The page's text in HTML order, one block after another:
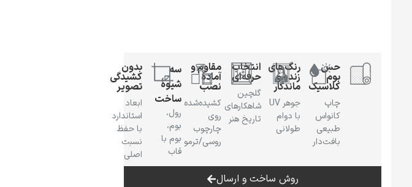
حس
بوم
کلاسیک
چاپ
کانواس
طبیعی
بافت‌دار
رنگ‌های
زنده و
ماندگار
جوهر UV
با دوام
طولانی
انتخاب
حرفه‌ای
گلچین
شاهکارهای
تاریخ هنر
مقاوم و
آمادهٔ
نصب
کشیده‌شده
روی
چارچوب
روسی/ترمو
سه
شیوهٔ
ساخت
رول،
بوم،
بوم با
قاب
بدون
کشیدگی
تصویر
ابعاد
استاندارد
با حفظ
نسبت
اصلی
روش ساخت و ارسال